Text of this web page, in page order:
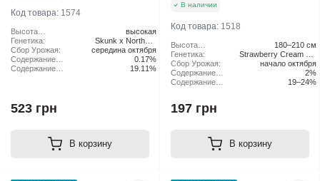
Код товара: 1574
Высота
растения:
высокая
Генетика:
Skunk x Northern
Lights x Haze
Сбор Урожая:
середина октября
Содержание
CBD:
0.17%
Содержание
19.11%
523 грн
В корзину
В наличии
Код товара: 1518
Высота
растения:
180–210 см
Генетика:
Strawberry Cream Pie
x Original Haze
Сбор Урожая:
начало октября
Содержание
CBD:
2%
Содержание
19–24%
197 грн
В корзину